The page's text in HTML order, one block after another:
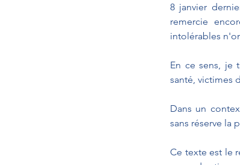
8 janvier
remercie
intolérables
En ce sens, je
santé, victimes
Dans un
sans réserve la
Ce texte est le